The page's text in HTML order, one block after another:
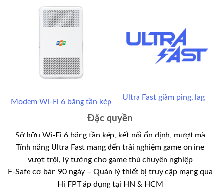
Modem Wi-Fi 6 băng tần kép
Ultra Fast giảm ping, lag
Đặc quyền
Sở hữu Wi-Fi 6 băng tần kép, kết nối ổn định, mượt mà
Tính năng Ultra Fast mang đến trải nghiệm game online
vượt trội, lý tưởng cho game thủ chuyên nghiệp
F-Safe cơ bản 90 ngày – Quản lý thiết bị truy cập mạng qua
Hi FPT áp dụng tại HN & HCM